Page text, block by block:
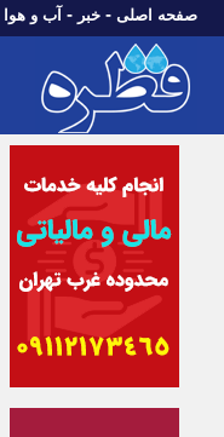
صفحه اصلی - خبر - آب و هوا